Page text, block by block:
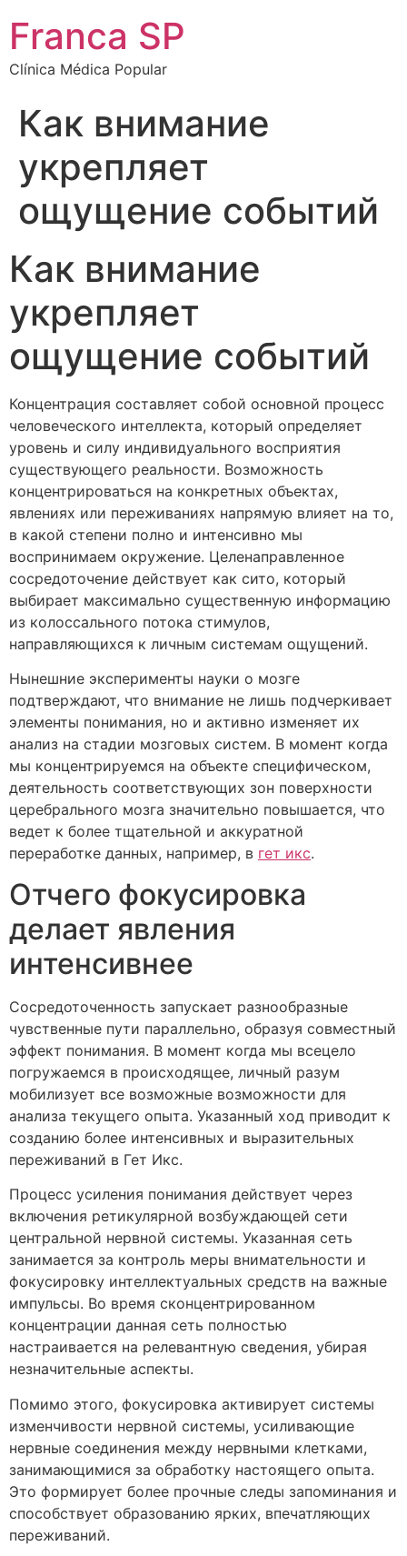
Franca SP
Clínica Médica Popular
Как внимание
укрепляет
ощущение событий
Как внимание
укрепляет
ощущение событий
Концентрация составляет собой основной процесс
человеческого интеллекта, который определяет
уровень и силу индивидуального восприятия
существующего реальности. Возможность
концентрироваться на конкретных объектах,
явлениях или переживаниях напрямую влияет на то,
в какой степени полно и интенсивно мы
воспринимаем окружение. Целенаправленное
сосредоточение действует как сито, который
выбирает максимально существенную информацию
из колоссального потока стимулов,
направляющихся к личным системам ощущений.
Нынешние эксперименты науки о мозге
подтверждают, что внимание не лишь подчеркивает
элементы понимания, но и активно изменяет их
анализ на стадии мозговых систем. В момент когда
мы концентрируемся на объекте специфическом,
деятельность соответствующих зон поверхности
церебрального мозга значительно повышается, что
ведет к более тщательной и аккуратной
переработке данных, например, в гет икс.
Отчего фокусировка
делает явления
интенсивнее
Сосредоточенность запускает разнообразные
чувственные пути параллельно, образуя совместный
эффект понимания. В момент когда мы всецело
погружаемся в происходящее, личный разум
мобилизует все возможные возможности для
анализа текущего опыта. Указанный ход приводит к
созданию более интенсивных и выразительных
переживаний в Гет Икс.
Процесс усиления понимания действует через
включения ретикулярной возбуждающей сети
центральной нервной системы. Указанная сеть
занимается за контроль меры внимательности и
фокусировку интеллектуальных средств на важные
импульсы. Во время сконцентрированном
концентрации данная сеть полностью
настраивается на релевантную сведения, убирая
незначительные аспекты.
Помимо этого, фокусировка активирует системы
изменчивости нервной системы, усиливающие
нервные соединения между нервными клетками,
занимающимися за обработку настоящего опыта.
Это формирует более прочные следы запоминания и
способствует образованию ярких, впечатляющих
переживаний.